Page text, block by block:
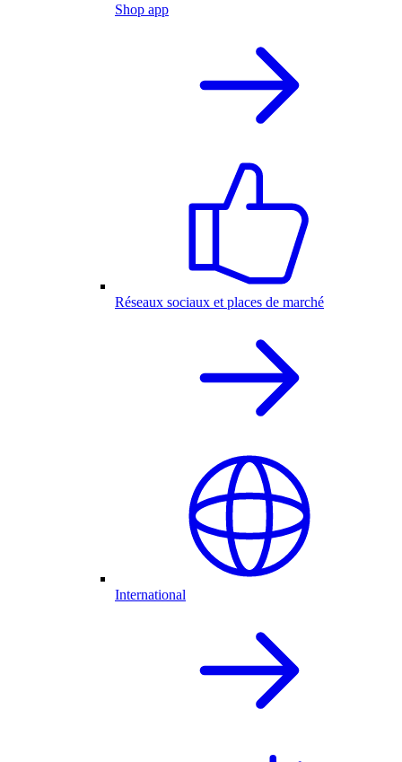
Shop app
Réseaux sociaux et places de marché
International